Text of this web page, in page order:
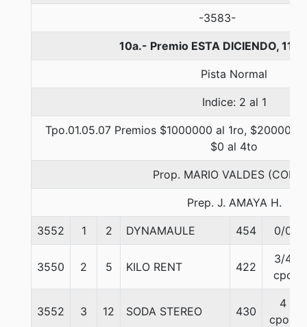
-3583-
10a.- Premio ESTA DICIENDO,
Pista Normal
Indice: 2 al 1
Tpo.01.05.07 Premios $1000000 al 1ro, $200000
$0 al 4to
Prop. MARIO VALDES
Prep. J. AMAYA H.
3552 1 2 DYNAMAULE 454 0/0
3550 2 5 KILO RENT 422
3/4
cpo
3552 3 12 SODA STEREO 430
4
cpos.